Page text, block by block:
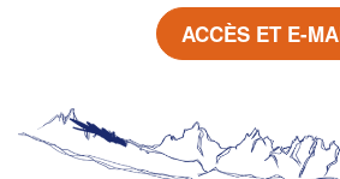
ACCÈS ET E-